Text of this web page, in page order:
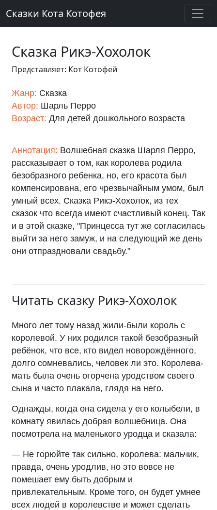
Сказки Кота Котофея
Сказка Рикэ-Хохолок
Представляет: Кот Котофей
Жанр: Сказка
Автор: Шарль Перро
Возраст: Для детей дошкольного возраста
Аннотация: Волшебная сказка Шарля Перро,
рассказывает о том, как королева родила
безобразного ребенка, но, его красота был
компенсирована, его чрезвычайным умом, был
умный всех. Сказка Рикэ-Хохолок, из тех
сказок что всегда имеют счастливый конец. Так
и в этой сказке, "Принцесса тут же согласилась
выйти за него замуж, и на следующий же день
они отпраздновали свадьбу."
Читать сказку Рикэ-Хохолок
Много лет тому назад жили-были король с
королевой. У них родился такой безобразный
ребёнок, что все, кто видел новорождённого,
долго сомневались, человек ли это. Королева-
мать была очень огорчена уродством своего
сына и часто плакала, глядя на него.
Однажды, когда она сидела у его колыбели, в
комнату явилась добрая волшебница. Она
посмотрела на маленького уродца и сказала:
— Не горюйте так сильно, королева: мальчик,
правда, очень уродлив, но это вовсе не
помешает ему быть добрым и
привлекательным. Кроме того, он будет умнее
всех людей в королевстве и может сделать